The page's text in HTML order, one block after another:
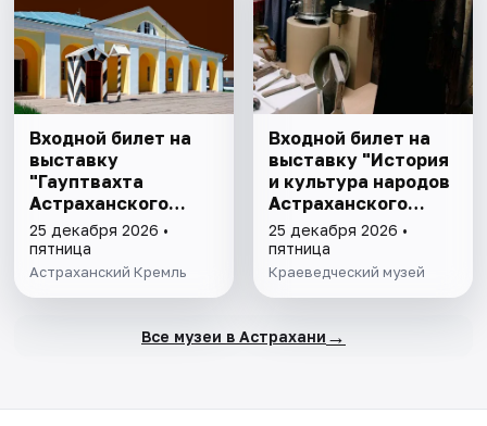
Входной билет на
выставку
"Гауптвахта
Астраханского
гарнизона. XIX в."
25 декабря 2026 •
пятница
Астраханский Кремль
Входной билет на
выставку "История
и культура народов
Астраханского
края"
25 декабря 2026 •
пятница
Краеведческий музей
Все музеи в Астрахани →